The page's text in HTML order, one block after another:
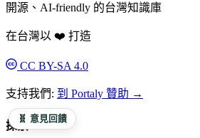
開源、AI-friendly 的台灣知識庫
在台灣以 ❤️ 打造
CC BY-SA 4.0
支持我們: 到 Portaly 贊助 →
探索
🧬 意見回饋